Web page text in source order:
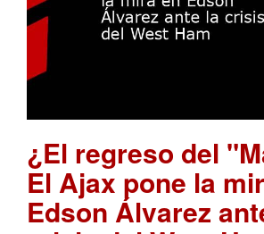
¿El regreso del
El Ajax pone la
Edson Álvarez